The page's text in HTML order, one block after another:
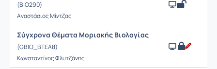
(BIO290)
Αναστάσιος Μίντζας
Σύγχρονα Θέματα Μοριακής Βιολογίας
(GBIO_BTEA8)
Κωνσταντίνος Φλυτζάνης